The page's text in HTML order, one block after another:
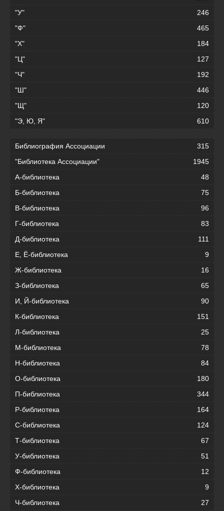
"У"
246
"Ф"
465
"Х"
184
"Ц"
127
"Ч"
192
"Ш"
446
"Щ"
120
"Э, Ю, Я"
610
Библиография Ассоциации
315
"Библиотека Ассоциации"
1945
А-библиотека
48
Б-библиотека
75
В-библиотека
96
Г-библиотека
83
Д-библиотека
111
Е, Ё-библиотека
9
Ж-библиотека
16
З-библиотека
65
И, Й-библиотека
90
К-библиотека
151
Л-библиотека
25
М-библиотека
78
Н-библиотека
84
О-библиотека
180
П-библиотека
344
Р-библиотека
164
С-библиотека
124
Т-библиотека
67
У-библиотека
51
Ф-библиотека
12
Х-библиотека
9
Ч-библиотека
27